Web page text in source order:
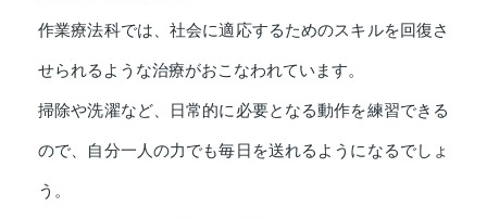
作業療法科では、社会に適応するためのスキルを回復さ
せられるような治療がおこなわれています。
掃除や洗濯など、日常的に必要となる動作を練習できる
ので、自分一人の力でも毎日を送れるようになるでしょ
う。